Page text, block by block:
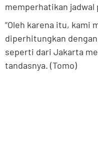
memperhatikan jadwal
“Oleh karena itu, kami
diperhitungkan
seperti dari Jakarta
tandasnya. (Tomo)